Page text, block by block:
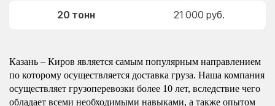
20 тонн 21 000 руб.
Казань – Киров является самым популярным направлением
по которому осуществляется доставка груза. Наша компания
осуществляет грузоперевозки более 10 лет, вследствие чего
обладает всеми необходимыми навыками, а также опытом